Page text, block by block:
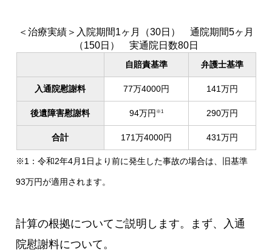
＜治療実績＞入院期間1ヶ月（30日） 通院期間5ヶ月
（150日） 実通院日数80日
自賠責基準 弁護士基準
入通院慰謝料 77万4000円 141万円
後遺障害慰謝料 94万円 ※1 290万円
合計 171万4000円 431万円
※1：令和2年4月1日より前に発生した事故の場合は、旧基準
93万円が適用されます。
計算の根拠についてご説明します。まず、入通
院慰謝料について。